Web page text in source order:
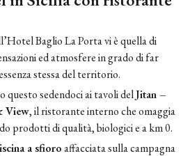
Baglio La Porta vi è quella di
ed atmosfere in grado di far
stessa del territorio.
questo sedendoci ai tavoli delJitan –
View, il ristorante interno che omaggia
prodotti di qualità, biologici e a km 0.
a sfioroaffacciata sulla campagna